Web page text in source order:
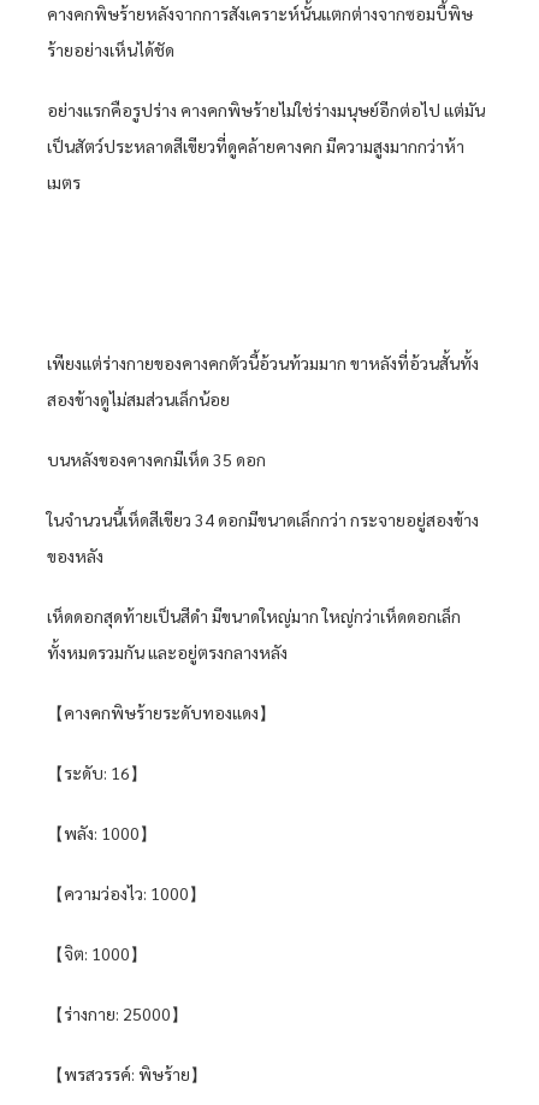
คางคกพิษร้ายหลังจากการสังเคราะห์นั้นแตกต่างจากซอมบี้พิษ
ร้ายอย่างเห็นได้ชัด
อย่างแรกคือรูปร่าง คางคกพิษร้ายไม่ใช่ร่างมนุษย์อีกต่อไป แต่มัน
เป็นสัตว์ประหลาดสีเขียวที่ดูคล้ายคางคก มีความสูงมากกว่าห้า
เมตร
เพียงแต่ร่างกายของคางคกตัวนี้อ้วนท้วมมาก ขาหลังที่อ้วนสั้นทั้ง
สองข้างดูไม่สมส่วนเล็กน้อย
บนหลังของคางคกมีเห็ด 35 ดอก
ในจำนวนนี้เห็ดสีเขียว 34 ดอกมีขนาดเล็กกว่า กระจายอยู่สองข้าง
ของหลัง
เห็ดดอกสุดท้ายเป็นสีดำ มีขนาดใหญ่มาก ใหญ่กว่าเห็ดดอกเล็ก
ทั้งหมดรวมกัน และอยู่ตรงกลางหลัง
【คางคกพิษร้ายระดับทองแดง】
【ระดับ: 16】
【พลัง: 1000】
【ความว่องไว: 1000】
【จิต: 1000】
【ร่างกาย: 25000】
【พรสวรรค์: พิษร้าย】